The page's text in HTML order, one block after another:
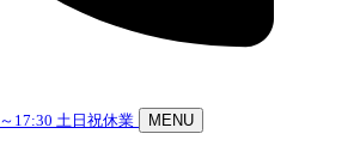
17:30 土日祝休業 MENU